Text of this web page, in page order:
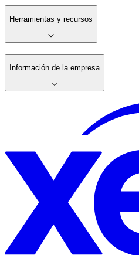
Herramientas y recursos
Información de la empresa